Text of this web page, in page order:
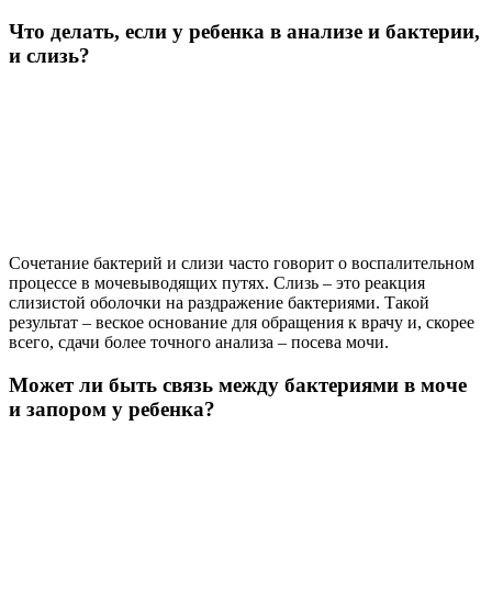
Что делать, если у ребенка в анализе и бактерии,
и слизь?
Сочетание бактерий и слизи часто говорит о воспалительном
процессе в мочевыводящих путях. Слизь – это реакция
слизистой оболочки на раздражение бактериями. Такой
результат – веское основание для обращения к врачу и, скорее
всего, сдачи более точного анализа – посева мочи.
Может ли быть связь между бактериями в моче
и запором у ребенка?